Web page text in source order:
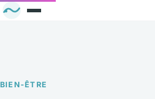
BIEN-ÊTRE